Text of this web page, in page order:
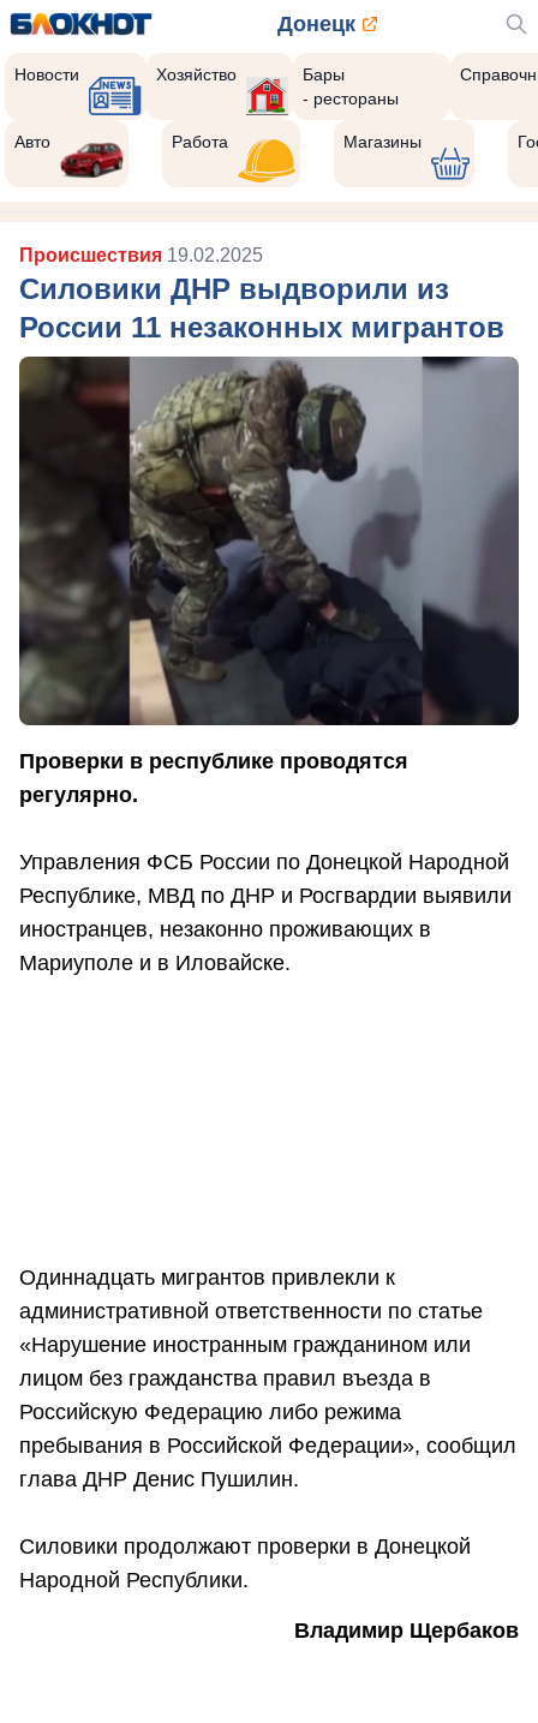
Донецк
Новости Хозяйство
Бары
- рестораны
Авто Работа Магазины
Происшествия 19.02.2025
Силовики ДНР выдворили из
России 11 незаконных мигрантов
Проверки в республике проводятся
регулярно.
Управления ФСБ России по Донецкой Народной
Республике, МВД по ДНР и Росгвардии выявили
иностранцев, незаконно проживающих в
Мариуполе и в Иловайске.
Одиннадцать мигрантов привлекли к
административной ответственности по статье
«Нарушение иностранным гражданином или
лицом без гражданства правил въезда в
Российскую Федерацию либо режима
пребывания в Российской Федерации», сообщил
глава ДНР Денис Пушилин.
Силовики продолжают проверки в Донецкой
Народной Республики.
Владимир Щербаков